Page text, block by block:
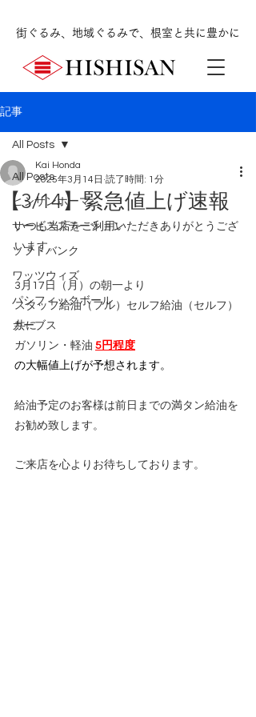
街ぐるみ、地域ぐるみで、根室と共に豊かに
記事
All Posts
ヒシサンホーマ
サービスステーション
ソフトバンク
ワッツウィズ
パシフィックボール
カーブス
All Posts
【3/14】緊急値上げ速報
Kai Honda
2025年3月14日 読了時間: 1分
いつも当店をご利用いただきありがとうござ
います。
3月17日（月）の朝一より
スタッフ給油（フル）セルフ給油（セルフ）
共に
ガソリン・軽油 5円程度
の大幅値上げが予想されます。
給油予定のお客様は前日までの満タン給油を
お勧め致します。
ご来店を心よりお待ちしております。